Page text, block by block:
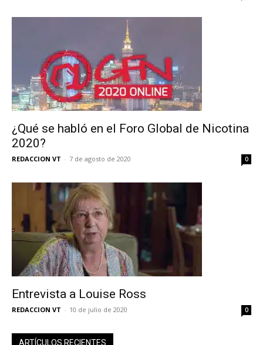
¿Qué se habló en el Foro Global de Nicotina
2020?
REDACCION VT - 7 de agosto de 2020 0
Entrevista a Louise Ross
REDACCION VT - 10 de julio de 2020 0
ARTÍCULOS RECIENTES